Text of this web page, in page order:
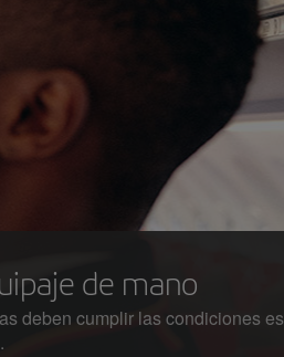
de mano
deben cumplir las condiciones